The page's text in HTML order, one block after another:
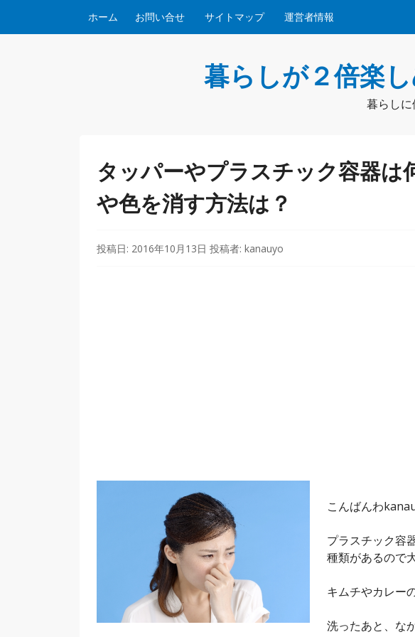
ホーム お問い合せ サイトマップ 運営者情報
暮らしが２倍楽
暮らし
タッパーやプラスチック容器は
や色を消す方法は？
投稿日: 2016年10月13日 投稿者: kanauyo
こんばんわ
プラスチック容
種類があるので
キムチやカレー
洗ったあと、な